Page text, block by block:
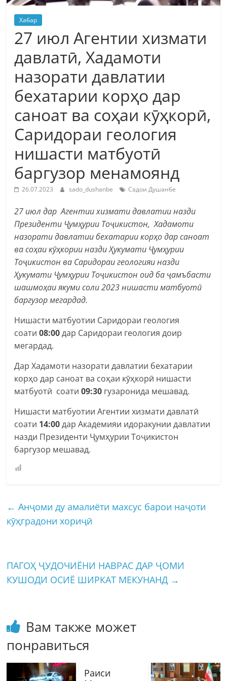
Хабар
27 июл Агентии хизмати
давлатӣ, Хадамоти
назорати давлатии
бехатарии корҳо дар
саноат ва соҳаи кӯҳкорӣ,
Саридораи геология
нишасти матбуотӣ
баргузор менамоянд
26.07.2023 sado_dushanbe Садои Душанбе
27 июл дар Агентии хизмати давлатии назди
Президенти Ҷумҳурии Тоҷикистон, Хадамоти
назорати давлатии бехатарии корҳо дар саноат
ва соҳаи кӯҳкории назди Ҳукумати Ҷумҳурии
Тоҷикистон ва Саридораи геологияи назди
Ҳукумати Ҷумҳурии Тоҷикистон оид ба ҷамъбасти
шашмоҳаи якуми соли 2023 нишасти матбуотӣ
баргузор мегардад.
Нишасти матбуотии Саридораи геология
соати08:00дар Саридораи геология доир
мегардад.
Дар Хадамоти назорати давлатии бехатарии
корҳо дар саноат ва соҳаи кӯҳкорӣ нишасти
матбуотӣ соати09:30 гузаронида мешавад.
Нишасти матбуотии Агентии хизмати давлатӣ
соати 14:00дар Академияи идоракунии давлатии
назди Президенти Ҷумҳурии Тоҷикистон
баргузор мешавад.
← Анҷоми ду амалиёти махсус барои наҷоти
кӯҳградони хориҷӣ
ПАГОҲ ҶУДОЧИЁНИ НАВРАС ДАР ҶОМИ
КУШОДИ ОСИЁ ШИРКАТ МЕКУНАНД →
Вам также может
понравиться
Раиси